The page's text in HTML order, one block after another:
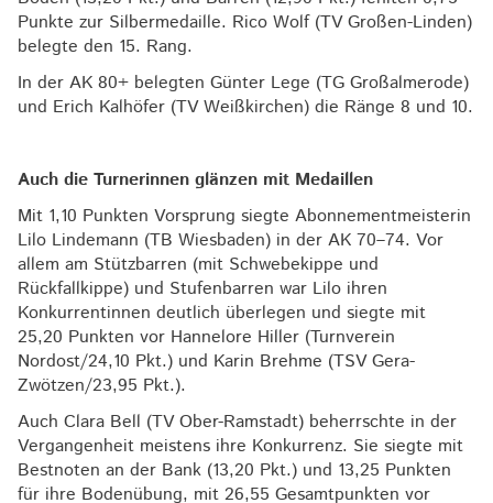
Punkte zur Silbermedaille. Rico Wolf (TV Großen-Linden)
belegte den 15. Rang.
In der AK 80+ belegten Günter Lege (TG Großalmerode)
und Erich Kalhöfer (TV Weißkirchen) die Ränge 8 und 10.
Auch die Turnerinnen glänzen mit Medaillen
Mit 1,10 Punkten Vorsprung siegte Abonnementmeisterin
Lilo Lindemann (TB Wiesbaden) in der AK 70–74. Vor
allem am Stützbarren (mit Schwebekippe und
Rückfallkippe) und Stufenbarren war Lilo ihren
Konkurrentinnen deutlich überlegen und siegte mit
25,20 Punkten vor Hannelore Hiller (Turnverein
Nordost/24,10 Pkt.) und Karin Brehme (TSV Gera-
Zwötzen/23,95 Pkt.).
Auch Clara Bell (TV Ober-Ramstadt) beherrschte in der
Vergangenheit meistens ihre Konkurrenz. Sie siegte mit
Bestnoten an der Bank (13,20 Pkt.) und 13,25 Punkten
für ihre Bodenübung, mit 26,55 Gesamtpunkten vor